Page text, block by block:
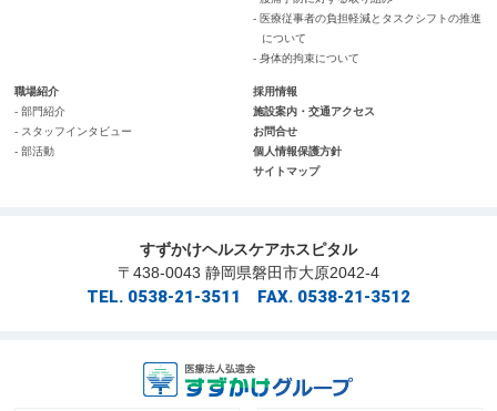
- 医療従事者の負担軽減とタスクシフトの推進
について
- 身体的拘束について
職場紹介
- 部門紹介
- スタッフインタビュー
- 部活動
採用情報
施設案内・交通アクセス
お問合せ
個人情報保護方針
サイトマップ
すずかけヘルスケアホスピタル
〒438-0043 静岡県磐田市大原2042-4
TEL. 0538-21-3511 FAX. 0538-21-3512